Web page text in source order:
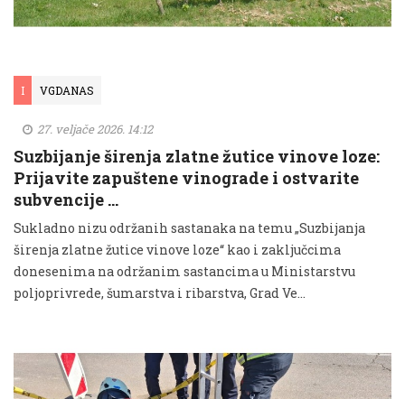
I VGDANAS
27. veljače 2026. 14:12
Suzbijanje širenja zlatne žutice vinove loze:
Prijavite zapuštene vinograde i ostvarite
subvencije …
Sukladno nizu održanih sastanaka na temu „Suzbijanja
širenja zlatne žutice vinove loze“ kao i zaključcima
donesenima na održanim sastancima u Ministarstvu
poljoprivrede, šumarstva i ribarstva, Grad Ve...